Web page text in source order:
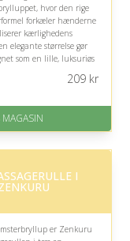
hvor den rige
forkæler hænderne
kærlighedens
elegante størrelse gør
som en lille, luksuriøs
formel bør tages i
1-3 dage
rating på 4.1 ud
209kr
I
er Zenkuru